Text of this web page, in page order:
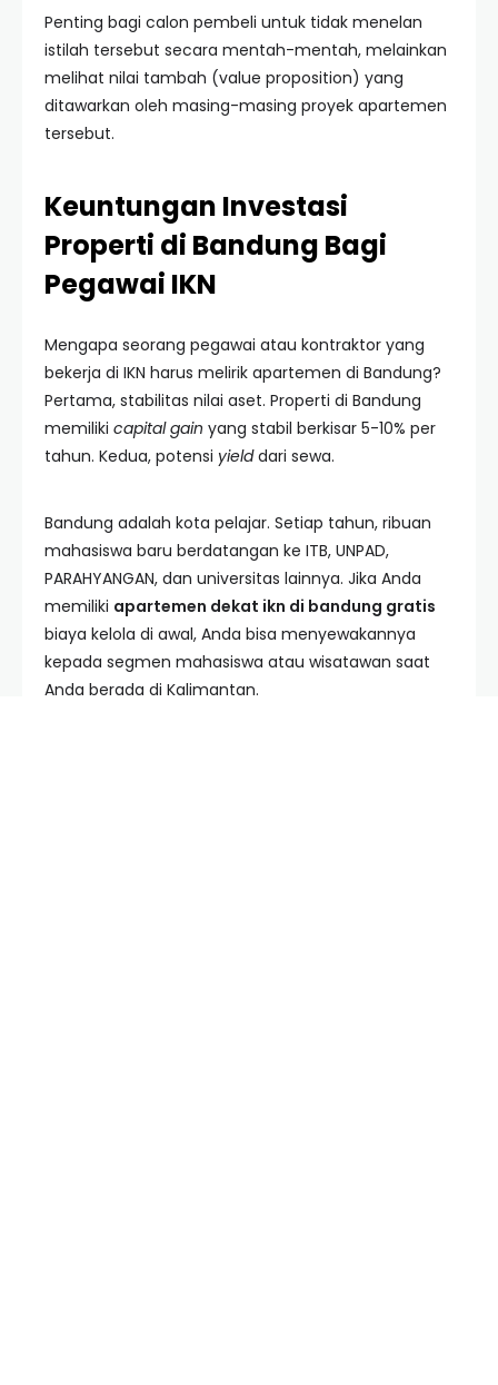
Penting bagi calon pembeli untuk tidak menelan
istilah tersebut secara mentah-mentah, melainkan
melihat nilai tambah (value proposition) yang
ditawarkan oleh masing-masing proyek apartemen
tersebut.
Keuntungan Investasi
Properti di Bandung Bagi
Pegawai IKN
Mengapa seorang pegawai atau kontraktor yang
bekerja di IKN harus melirik apartemen di Bandung?
Pertama, stabilitas nilai aset. Properti di Bandung
memiliki capital gain yang stabil berkisar 5-10% per
tahun. Kedua, potensi yielddari sewa.
Bandung adalah kota pelajar. Setiap tahun, ribuan
mahasiswa baru berdatangan ke ITB, UNPAD,
PARAHYANGAN, dan universitas lainnya. Jika Anda
memiliki apartemen dekat ikn di bandung gratis
biaya kelola di awal, Anda bisa menyewakannya
kepada segmen mahasiswa atau wisatawan saat
Anda berada di Kalimantan.